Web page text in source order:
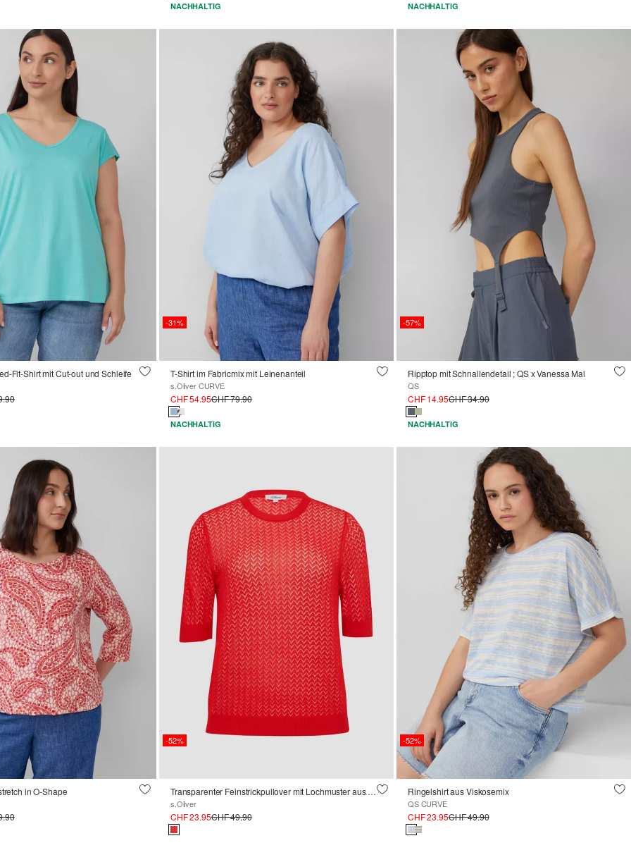
NACHHALTIG NACHHALTIG
Fit-Shirt mit Cut-out und Schleife
-31%
T-Shirt im Fabricmix mit Leinenanteil
s.Oliver CURVE
CHF 54.95CHF 79.90
NACHHALTIG
-57%
Ripptop mit Schnallendetail ; QS x Vanessa Mai
QS
CHF 14.95CHF 34.90
NACHHALTIG
in O-Shape
-52%
Transparenter Feinstrickpullover mit Lochmuster aus Viskosemix
s.Oliver
CHF 23.95CHF 49.90
-52%
Ringelshirt aus Viskosemix
QS CURVE
CHF 23.95CHF 49.90